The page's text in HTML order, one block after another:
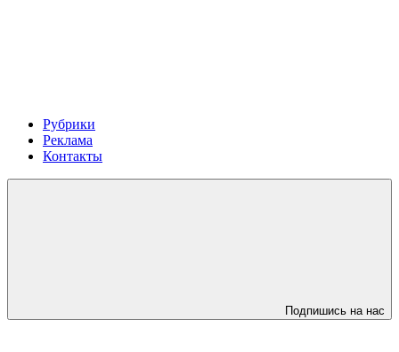
Рубрики
Реклама
Контакты
Подпишись на нас